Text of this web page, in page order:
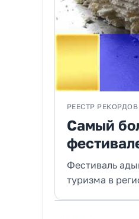
РЕЕСТР
Самый
Фестиваль
туризма в